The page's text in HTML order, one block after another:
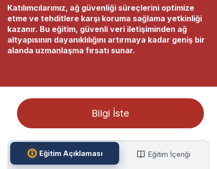
Katılımcılarımız, ağ güvenliği süreçlerini optimize
etme ve tehditlere karşı koruma sağlama yetkinliği
kazanır. Bu eğitim, güvenli veri iletişiminden ağ
altyapısının dayanıklılığını artırmaya kadar geniş bir
alanda uzmanlaşma fırsatı sunar.
Bilgi İste
Eğitim Açıklaması Eğitim İçeriği